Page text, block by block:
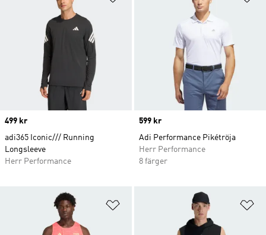
Price
499 kr
adi365 Iconic/// Running
Longsleeve
Herr Performance
Price
599 kr
Adi Performance Pikétröja
Herr Performance
8 färger
Lägg till på önskelistan